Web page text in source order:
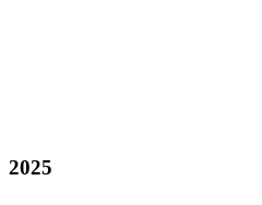
2025